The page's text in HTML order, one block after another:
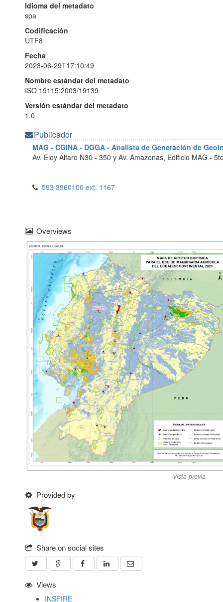
Idioma del metadato
spa
Codificación
UTF8
Fecha
2023-06-29T17:10:49
Nombre estándar del metadato
ISO 19115:2003/19139
Versión estándar del metadato
1.0
Publicador
MAG - CGINA - DGGA - Analista de Generación de
Av. Eloy Alfaro N30 - 350 y Av. Amazonas, Edificio MAG -
593 3960100 ext. 1167
Overviews
Vista previa
Provided by
Share on social sites
Views
INSPIRE